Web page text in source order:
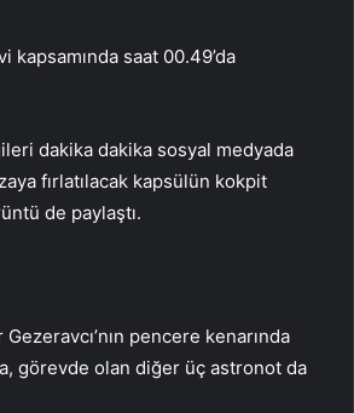
kapsamında saat 00.49’da
dakika dakika sosyal medyada
fırlatılacak kapsülün kokpit
de paylaştı.
pencere kenarında
görevde olan diğer üç astronot da